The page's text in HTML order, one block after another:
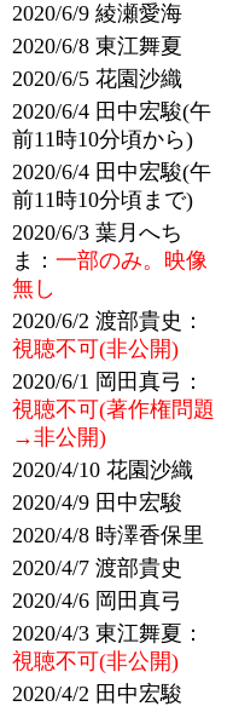
2020/6/9 綾瀬愛海
2020/6/8 東江舞夏
2020/6/5 花園沙織
2020/6/4 田中宏駿(午
前11時10分頃から)
2020/6/4 田中宏駿(午
前11時10分頃まで)
2020/6/3 葉月へち
ま： 一部のみ。映像
無し
2020/6/2 渡部貴史：
視聴不可(非公開)
2020/6/1 岡田真弓：
視聴不可(著作権問題
→非公開)
2020/4/10 花園沙織
2020/4/9 田中宏駿
2020/4/8 時澤香保里
2020/4/7 渡部貴史
2020/4/6 岡田真弓
2020/4/3 東江舞夏：
視聴不可(非公開)
2020/4/2 田中宏駿